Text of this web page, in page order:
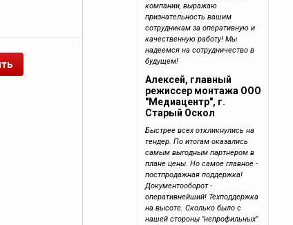
компании, выражаю
признательность вашим
сотрудникам за оперативную и
качественную работу! Мы
надеемся на сотрудничество в
будущем!
Алексей, главный
режиссер монтажа ООО
"Медиацентр", г.
Старый Оскол
Быстрее всех откликнулись на
тендер. По итогам оказались
самым выгодным партнером в
плане цены. Но самое главное -
постпродажная поддержка!
Документооборот -
оперативнейший! Техподдержка
на высоте. Сколько было с
нашей стороны "непрофильных"